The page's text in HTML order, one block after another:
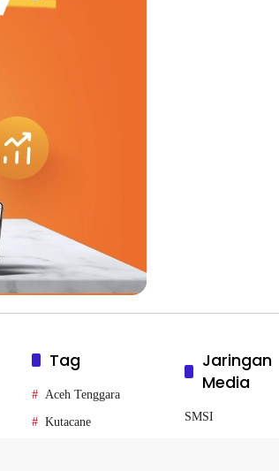
Tag
Aceh Tenggara
Kutacane
Jaringan
Media
SMSI